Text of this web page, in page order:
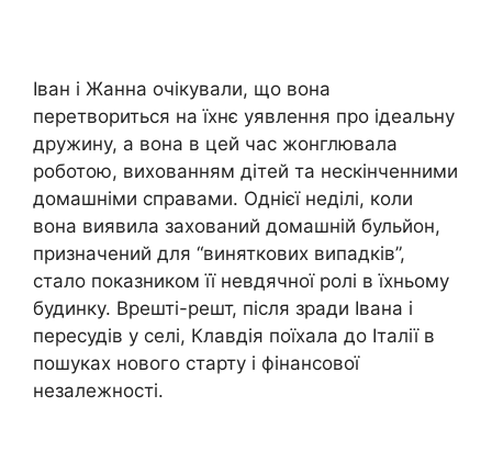
Іван і Жанна очікували, що вона
перетвориться на їхнє уявлення про ідеальну
дружину, а вона в цей час жонглювала
роботою, вихованням дітей та нескінченними
домашніми справами. Однієї неділі, коли
вона виявила захований домашній бульйон,
призначений для “виняткових випадків”,
стало показником її невдячної ролі в їхньому
будинку. Врешті-решт, після зради Івана і
пересудів у селі, Клавдія поїхала до Італії в
пошуках нового старту і фінансової
незалежності.